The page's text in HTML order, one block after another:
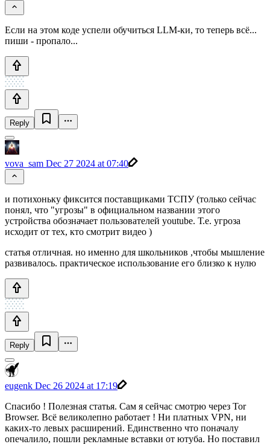
Если на этом коде успели обучиться LLM-ки, то теперь всё...
пиши - пропало...
Reply
vova_sam Dec 27 2024 at 07:40
и потихоньку фиксится поставщиками ТСПУ (только сейчас
понял, что "угрозы" в официальном названии этого
устройства обозначает пользователей youtube. Т.е. угроза
исходит от тех, кто смотрит видео )
статья отличная. но именно для школьников ,чтобы мышление
развивалось. практическое использование его близко к нулю
Reply
eugenk Dec 26 2024 at 17:19
Спасибо ! Полезная статья. Сам я сейчас смотрю через Tor
Browser. Всё великолепно работает ! Ни платных VPN, ни
каких-то левых расширений. Единственно что поначалу
опечалило, пошли рекламные вставки от ютуба. Но поставил